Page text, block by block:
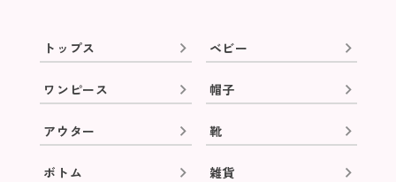
トップス ベビー
ワンピース 帽子
アウター 靴
ボトム 雑貨